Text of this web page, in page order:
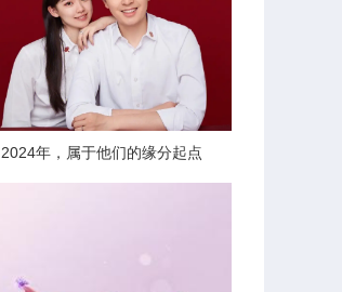
2024年，属于他们的缘分起点